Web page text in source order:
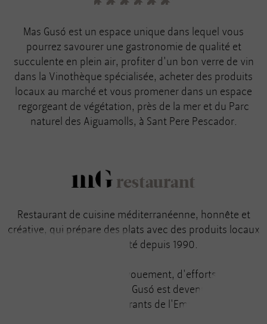
Mas Gusó est un espace unique dans lequel vous
pourrez savourer une gastronomie de qualité et
succulente en plein air, profiter d'un bon verre de vin
dans la Vinothèque spécialisée, acheter des produits
locaux au marché et vous promener dans un espace
regorgeant de végétation, près de la mer et du Parc
naturel des Aiguamolls, à Sant Pere Pescador.
restaurant
Restaurant de cuisine méditerranéenne, honnête et
créative, qui prépare des plats avec des produits locaux
et de proximité depuis 1990.
Fruit d'un grand dévouement, d'efforts et
d'enthousiasme, le Mas Gusó est devenu l'un des
principaux restaurants de l'Empordà.